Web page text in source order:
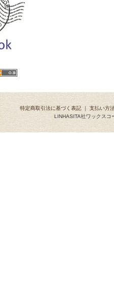
特定商取引法に基づく表記｜ 支払い方
LINHASITA社ワックスコ